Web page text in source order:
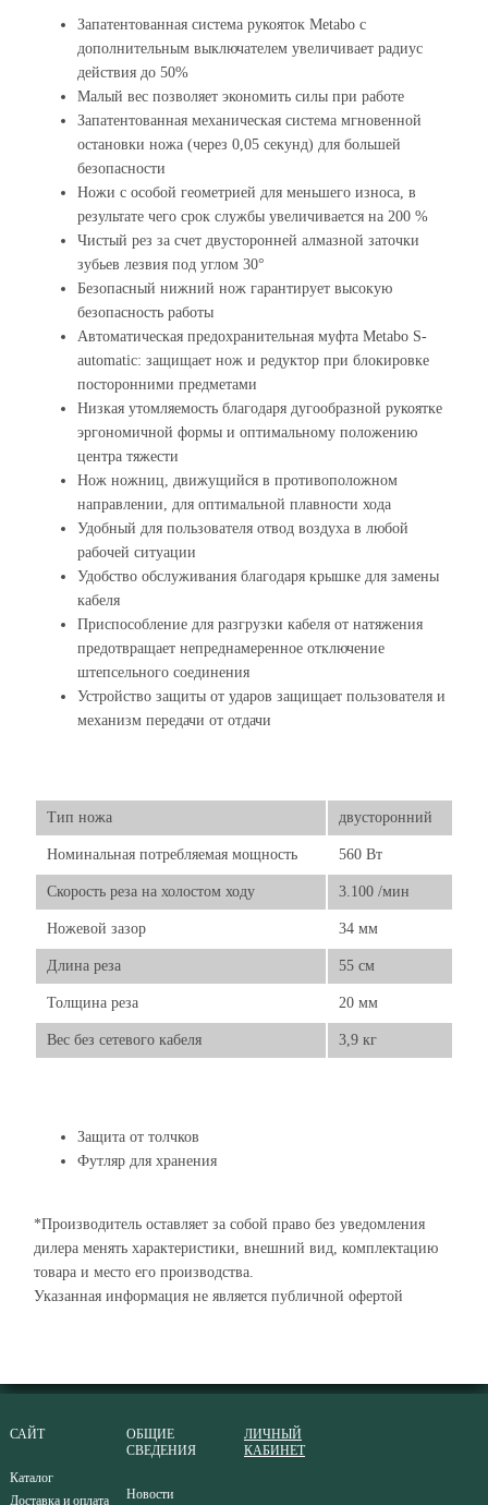
Запатентованная система рукояток Metabo с
дополнительным выключателем увеличивает радиус
действия до 50%
Малый вес позволяет экономить силы при работе
Запатентованная механическая система мгновенной
остановки ножа (через 0,05 секунд) для большей
безопасности
Ножи с особой геометрией для меньшего износа, в
результате чего срок службы увеличивается на 200 %
Чистый рез за счет двусторонней алмазной заточки
зубьев лезвия под углом 30°
Безопасный нижний нож гарантирует высокую
безопасность работы
Автоматическая предохранительная муфта Metabo S-
automatic: защищает нож и редуктор при блокировке
посторонними предметами
Низкая утомляемость благодаря дугообразной рукоятке
эргономичной формы и оптимальному положению
центра тяжести
Нож ножниц, движущийся в противоположном
направлении, для оптимальной плавности хода
Удобный для пользователя отвод воздуха в любой
рабочей ситуации
Удобство обслуживания благодаря крышке для замены
кабеля
Приспособление для разгрузки кабеля от натяжения
предотвращает непреднамеренное отключение
штепсельного соединения
Устройство защиты от ударов защищает пользователя и
механизм передачи от отдачи
Тип ножа двусторонний
Номинальная потребляемая мощность 560 Вт
Скорость реза на холостом ходу 3.100 /мин
Ножевой зазор 34 мм
Длина реза 55 см
Толщина реза 20 мм
Вес без сетевого кабеля 3,9 кг
Защита от толчков
Футляр для хранения
*Производитель оставляет за собой право без уведомления
дилера менять характеристики, внешний вид, комплектацию
товара и место его производства.
Указанная информация не является публичной офертой
САЙТ
Каталог
Доставка и оплата
ОБЩИЕ
СВЕДЕНИЯ
Новости
ЛИЧНЫЙ
КАБИНЕТ